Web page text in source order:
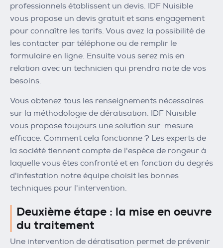
professionnels établissent un devis. IDF Nuisible
vous propose un devis gratuit et sans engagement
pour connaître les tarifs. Vous avez la possibilité de
les contacter par téléphone ou de remplir le
formulaire en ligne. Ensuite vous serez mis en
relation avec un technicien qui prendra note de vos
besoins.
Vous obtenez tous les renseignements nécessaires
sur la méthodologie de dératisation. IDF Nuisible
vous propose toujours une solution sur-mesure
efficace. Comment cela fonctionne ? Les experts de
la société tiennent compte de l'espèce de rongeur à
laquelle vous êtes confronté et en fonction du degrés
d'infestation notre équipe choisit les bonnes
techniques pour l'intervention.
Deuxième étape : la mise en oeuvre
du traitement
Une intervention de dératisation permet de prévenir